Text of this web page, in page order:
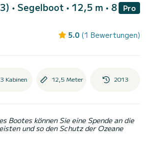
• Segelboot • 12,5 m • 8
Pro
5.0 (1 Bewertungen)
3 Kabinen 12,5 Meter 2013
Bootes können Sie eine Spende an die
und so den Schutz der Ozeane